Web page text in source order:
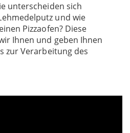
unterscheiden sich
und wie
Pizzaofen? Diese
Ihnen und geben Ihnen
zur Verarbeitung des